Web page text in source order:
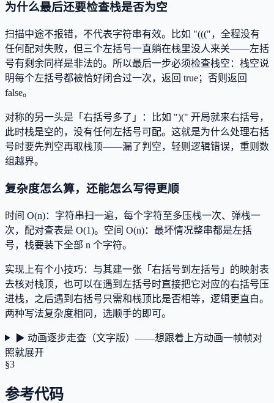
为什么最后还要检查栈是否为空
扫描中途不报错，不代表字符串有效。比如 "((("，全程没有
任何配对失败，但三个左括号一直躺在栈里没人来关——左括
号有剩余同样是非法的。所以最后一步必须检查栈空：栈空说
明每个左括号都被恰好闭合过一次，返回 true；否则返回
false。
对称的另一头是「右括号多了」：比如 ")(" 开局就来右括号，
此时栈是空的，没有任何左括号可配。这就是为什么处理右括
号时要先判空再取栈顶——漏了判空，轻则逻辑错误，重则数
组越界。
复杂度怎么算，还能怎么写得更顺
时间 O(n)：字符串扫一遍，每个字符至多压栈一次、弹栈一
次，配对查表是 O(1)。空间 O(n)：最坏情况整串都是左括
号，栈要装下全部 n 个字符。
实现上有个小技巧：与其建一张「右括号到左括号」的映射表
去核对栈顶，也可以在遇到左括号时直接把它对应的右括号压
进栈，之后遇到右括号只需和栈顶比是否相等，逻辑更直白。
两种写法复杂度相同，选顺手的即可。
▶ 动画逐步走查（文字版）——想跟着上方动画一帧帧对
照就展开
§3
参考代码